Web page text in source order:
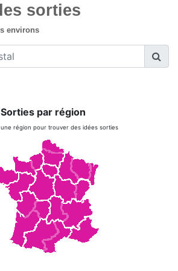
sorties
environs
Sorties par région
région pour trouver des idées sorties